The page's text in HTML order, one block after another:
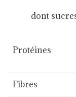
dont
Protéines
Fibres